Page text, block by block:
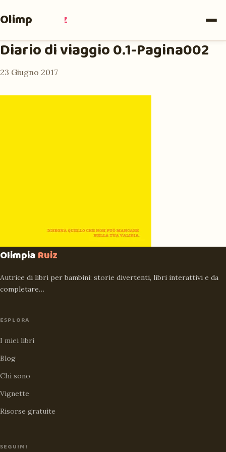
Olimpia Ruiz
Diario di viaggio 0.1-Pagina002
23 Giugno 2017
OlimpiaRuiz
Autrice di libri per bambini: storie divertenti, libri interattivi e da
completare…
ESPLORA
I miei libri
Blog
Chi sono
Vignette
Risorse gratuite
SEGUIMI